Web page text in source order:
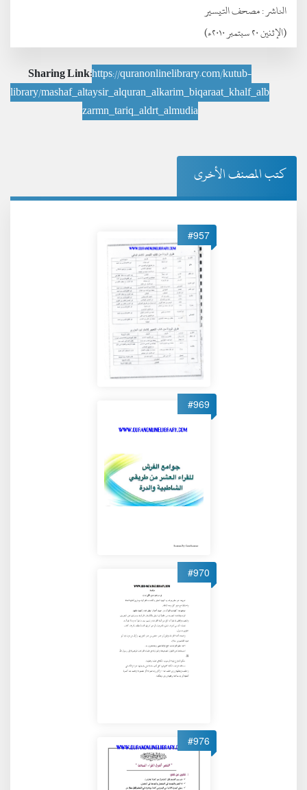
(الإثنين ٢٠ سبتمبر ٢٠١٠ء)
الناشر :مصحف التيسير
Sharing Link:https://quranonlinelibrary.com/kutub-
library/mashaf_altaysir_alquran_alkarim_biqaraat_khalf_alb
zarmn_tariq_aldrt_almudia
كتب المصنف الأخرى
#957
#969
#970
#976